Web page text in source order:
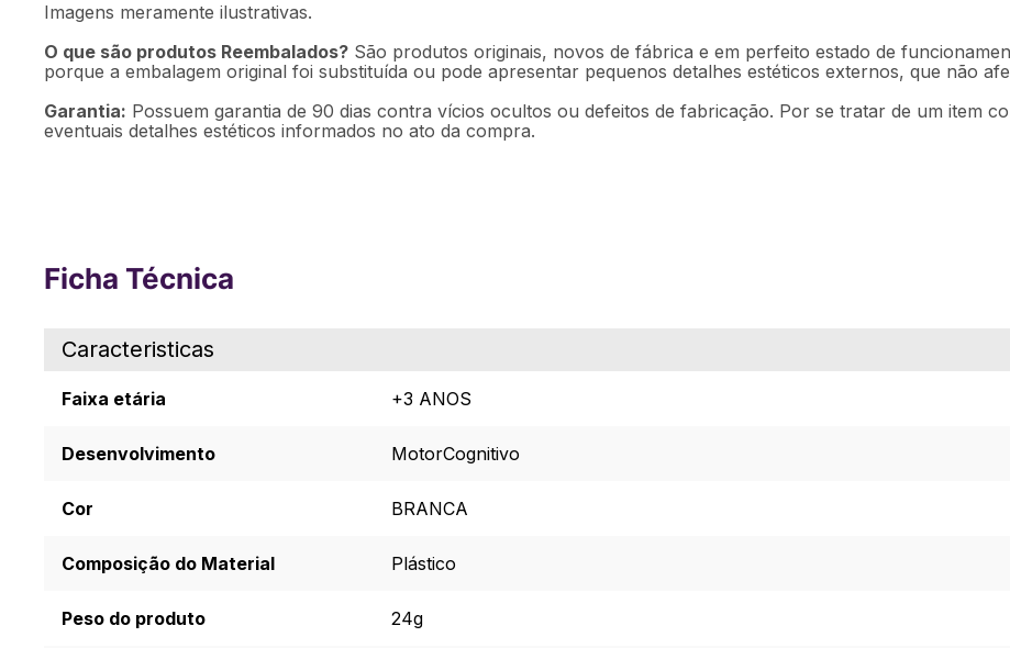
Imagens meramente ilustrativas.
O que são produtos Reembalados? São produtos originais, novos de fábrica e em perfeito estado de
porque a embalagem original foi substituída ou pode apresentar pequenos detalhes estéticos externos, que não
Garantia: Possuem garantia de 90 dias contra vícios ocultos ou defeitos de fabricação. Por se tratar de um item
eventuais detalhes estéticos informados no ato da compra.
Ficha Técnica
Caracteristicas
Faixa etária +3 ANOS
Desenvolvimento MotorCognitivo
Cor BRANCA
Composição do Material Plástico
Peso do produto 24g